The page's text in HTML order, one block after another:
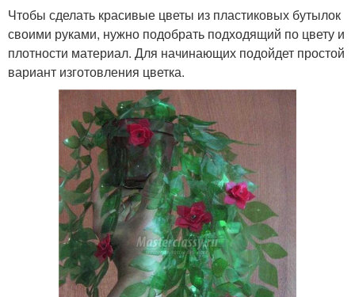
Чтобы сделать красивые цветы из пластиковых бутылок
своими руками, нужно подобрать подходящий по цвету и
плотности материал. Для начинающих подойдет простой
вариант изготовления цветка.